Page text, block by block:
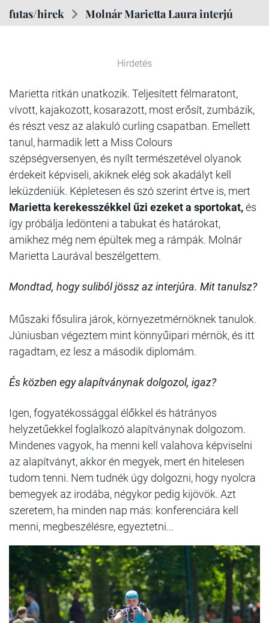
futas/hirek Molnár Marietta Laura interjú
Hirdetés
Marietta ritkán unatkozik. Teljesített félmaratont,
vívott, kajakozott, kosarazott, most erősít, zumbázik,
és részt vesz az alakuló curling csapatban. Emellett
tanul, harmadik lett a Miss Colours
szépségversenyen, és nyílt természetével olyanok
érdekeit képviseli, akiknek elég sok akadályt kell
leküzdeniük. Képletesen és szó szerint értve is, mert
Marietta kerekesszékkel űzi ezeket a sportokat,és
így próbálja ledönteni a tabukat és határokat,
amikhez még nem épültek meg a rámpák. Molnár
Marietta Laurával beszélgettem.
Mondtad, hogy suliból jössz az interjúra. Mit tanulsz?
Műszaki fősulira járok, környezetmérnöknek tanulok.
Júniusban végeztem mint könnyűipari mérnök, és itt
ragadtam, ez lesz a második diplomám.
És közben egy alapítványnak dolgozol, igaz?
Igen, fogyatékossággal élőkkel és hátrányos
helyzetűekkel foglalkozó alapítványnak dolgozom.
Mindenes vagyok, ha menni kell valahova képviselni
az alapítványt, akkor én megyek, mert én hitelesen
tudom tenni. Nem tudnék úgy dolgozni, hogy nyolcra
bemegyek az irodába, négykor pedig kijövök. Azt
szeretem, ha minden nap más: konferenciára kell
menni, megbeszélésre, egyeztetni...